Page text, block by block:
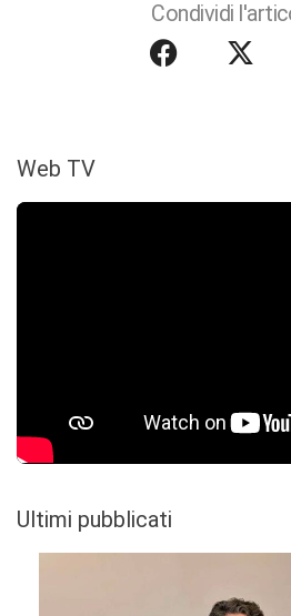
Condividi
Web TV
Ultimi pubblicati